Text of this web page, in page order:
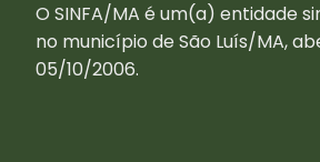
O SINFA/MA é um(a) entidade
no município de São Luís/MA,
05/10/2006.